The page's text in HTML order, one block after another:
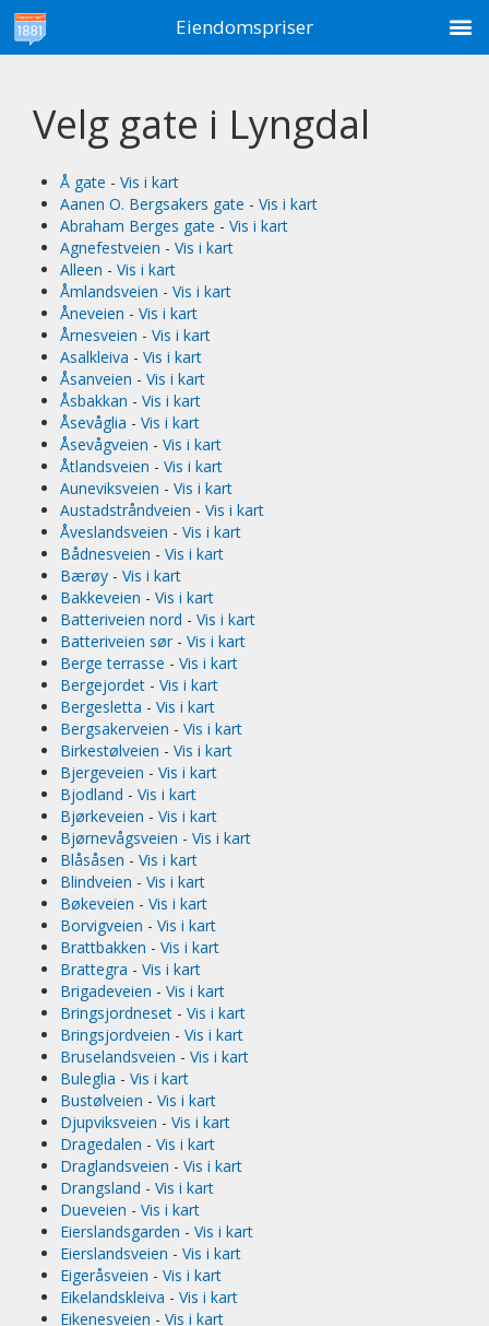
Eiendomspriser
Velg gate i Lyngdal
Å gate - Vis i kart
Aanen O. Bergsakers gate - Vis i kart
Abraham Berges gate - Vis i kart
Agnefestveien - Vis i kart
Alleen - Vis i kart
Åmlandsveien - Vis i kart
Åneveien - Vis i kart
Årnesveien - Vis i kart
Asalkleiva - Vis i kart
Åsanveien - Vis i kart
Åsbakkan - Vis i kart
Åsevåglia - Vis i kart
Åsevågveien - Vis i kart
Åtlandsveien - Vis i kart
Auneviksveien - Vis i kart
Austadstråndveien - Vis i kart
Åveslandsveien - Vis i kart
Bådnesveien - Vis i kart
Bærøy - Vis i kart
Bakkeveien - Vis i kart
Batteriveien nord - Vis i kart
Batteriveien sør - Vis i kart
Berge terrasse - Vis i kart
Bergejordet - Vis i kart
Bergesletta - Vis i kart
Bergsakerveien - Vis i kart
Birkestølveien - Vis i kart
Bjergeveien - Vis i kart
Bjodland - Vis i kart
Bjørkeveien - Vis i kart
Bjørnevågsveien - Vis i kart
Blåsåsen - Vis i kart
Blindveien - Vis i kart
Bøkeveien - Vis i kart
Borvigveien - Vis i kart
Brattbakken - Vis i kart
Brattegra - Vis i kart
Brigadeveien - Vis i kart
Bringsjordneset - Vis i kart
Bringsjordveien - Vis i kart
Bruselandsveien - Vis i kart
Buleglia - Vis i kart
Bustølveien - Vis i kart
Djupviksveien - Vis i kart
Dragedalen - Vis i kart
Draglandsveien - Vis i kart
Drangsland - Vis i kart
Dueveien - Vis i kart
Eierslandsgarden - Vis i kart
Eierslandsveien - Vis i kart
Eigeråsveien - Vis i kart
Eikelandskleiva - Vis i kart
Eikenesveien - Vis i kart